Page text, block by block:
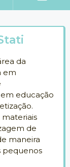
da
em
educação
de
maneira
pequenos